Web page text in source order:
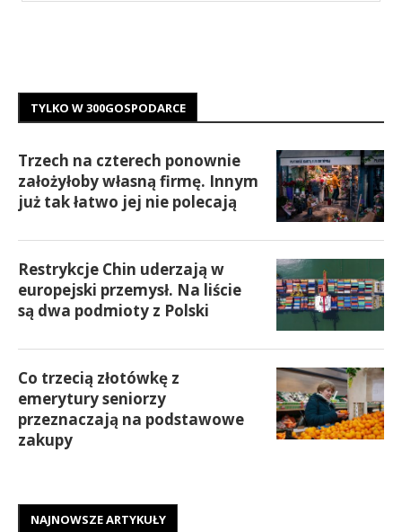
TYLKO W 300GOSPODARCE
Trzech na czterech ponownie
założyłoby własną firmę. Innym
już tak łatwo jej nie polecają
Restrykcje Chin uderzają w
europejski przemysł. Na liście
są dwa podmioty z Polski
Co trzecią złotówkę z
emerytury seniorzy
przeznaczają na podstawowe
zakupy
NAJNOWSZE ARTYKUŁY